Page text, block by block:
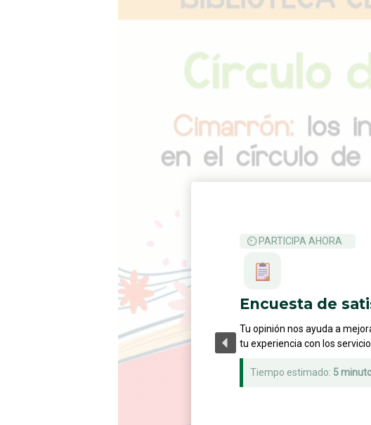
⏲ PARTICIPA AHORA
Encuesta de
Tu opinión nos ayuda a
tu experiencia con los
Tiempo estimado: 5